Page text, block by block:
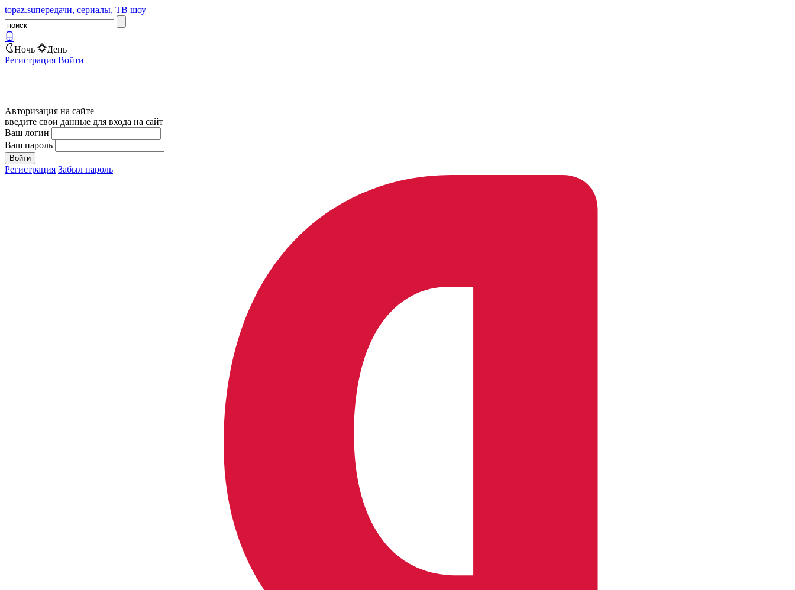
topaz.suпередачи, сериалы, ТВ шоу
Ночь
День
Регистрация Войти
Авторизация на сайте
введите свои данные для входа на сайт
Ваш логин
Ваш пароль
Регистрация Забыл пароль